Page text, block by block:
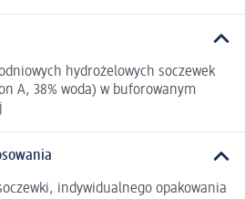
hydrożelowych soczewek
A, 38% woda) w buforowanym
indywidualnego opakowania